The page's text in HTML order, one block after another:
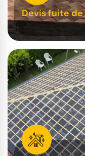
Devis fuite